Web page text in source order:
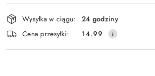
Wyślij
Dostępność
i
dostawa
Wysyłka w ciągu:
24 godziny
Cena przesyłki:
14.99